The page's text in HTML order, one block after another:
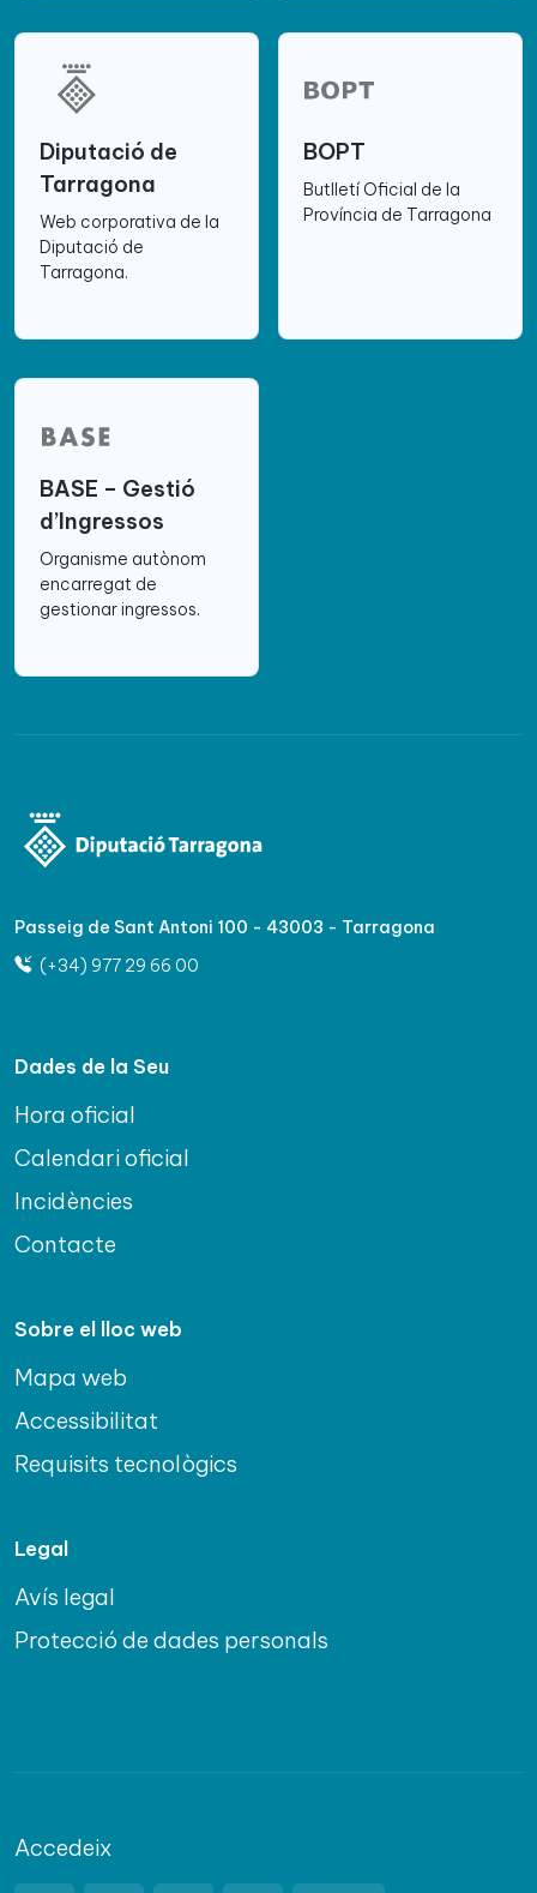
Diputació de
Tarragona
Web corporativa de la
Diputació de
Tarragona.
BOPT
Butlletí Oficial de la
Província de Tarragona
BASE – Gestió
d’Ingressos
Organisme autònom
encarregat de
gestionar ingressos.
Passeig de Sant Antoni 100 - 43003 - Tarragona
(+34) 977 29 66 00
Dades de la Seu
Hora oficial
Calendari oficial
Incidències
Contacte
Sobre el lloc web
Mapa web
Accessibilitat
Requisits tecnològics
Legal
Avís legal
Protecció de dades personals
Accedeix